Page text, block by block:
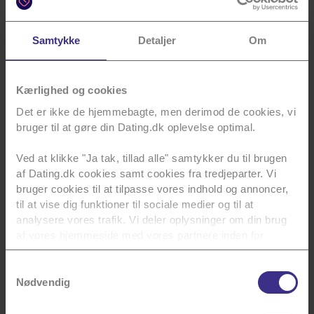
Samtykke Detaljer Om
Kærlighed og cookies
Det er ikke de hjemmebagte, men derimod de cookies, vi
bruger til at gøre din Dating.dk oplevelse optimal.
Ved at klikke "Ja tak, tillad alle" samtykker du til brugen
af Dating.dk cookies samt cookies fra tredjeparter. Vi
bruger cookies til at tilpasse vores indhold og annoncer,
til at vise dig funktioner til sociale medier og til at
analysere vores trafik. Vi deler oplysninger om din brug
sociale medier, annoncering og analyse. Vores partnere
dem, eller som de har indsamlet fra din brug af deres
Nødvendig
Horoskoper
Se dit
horoskop for
denne uge.
klogere
Vi har
samlet
nogle af
dygtigste.
Læs vores
tips til
Dating og
din profil.
Læs mere